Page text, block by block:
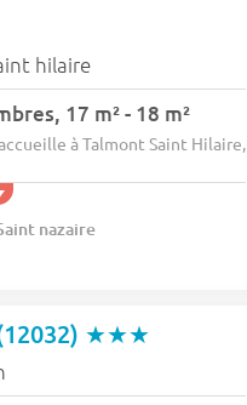
hilaire
17 m² - 18 m²
à Talmont Saint Hilaire,
nazaire
★★★